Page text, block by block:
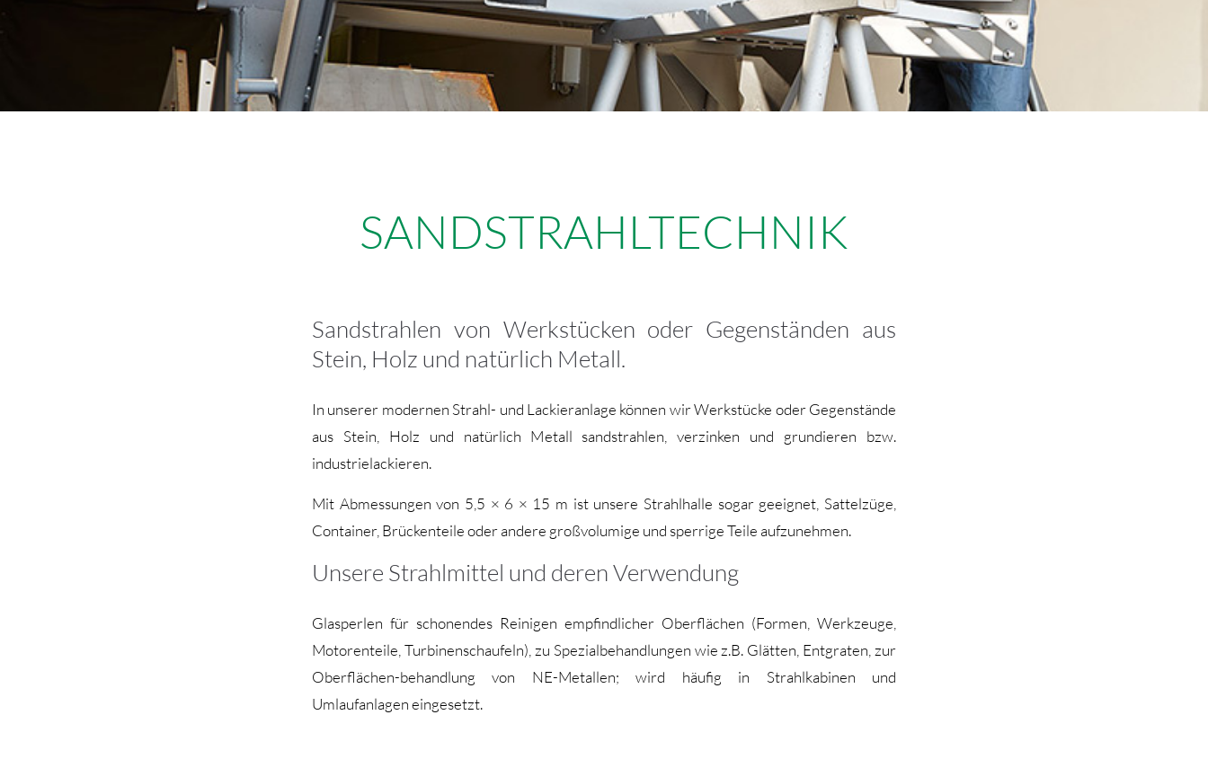
SANDSTRAHLTECHNIK
Sandstrahlen von Werkstücken oder Gegenständen aus
Stein, Holz und natürlich Metall.
In unserer modernen Strahl- und Lackieranlage können wir Werkstücke oder Gegenstände
aus Stein, Holz und natürlich Metall sandstrahlen, verzinken und grundieren bzw.
industrielackieren.
Mit Abmessungen von 5,5 × 6 × 15 m ist unsere Strahlhalle sogar geeignet, Sattelzüge,
Container, Brückenteile oder andere großvolumige und sperrige Teile aufzunehmen.
Unsere Strahlmittel und deren Verwendung
Glasperlen für schonendes Reinigen empfindlicher Oberflächen (Formen, Werkzeuge,
Motorenteile, Turbinenschaufeln), zu Spezialbehandlungen wie z.B. Glätten, Entgraten, zur
Oberflächen-behandlung von NE-Metallen; wird häufig in Strahlkabinen und
Umlaufanlagen eingesetzt.